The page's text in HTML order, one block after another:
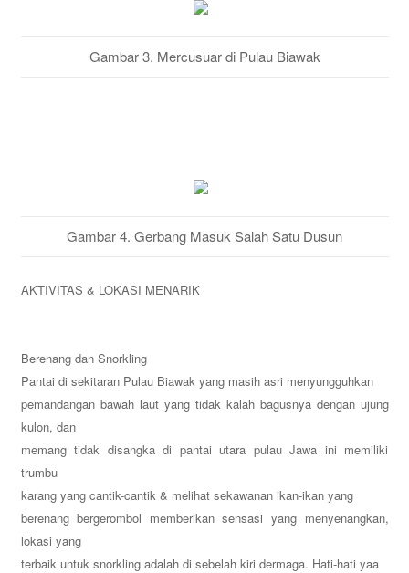
Gambar 3. Mercusuar di Pulau Biawak
Gambar 4. Gerbang Masuk Salah Satu Dusun
AKTIVITAS & LOKASI MENARIK
Berenang dan Snorkling
Pantai di sekitaran Pulau Biawak yang masih asri menyungguhkan
pemandangan bawah laut yang tidak kalah bagusnya dengan ujung
kulon, dan
memang tidak disangka di pantai utara pulau Jawa ini memiliki
trumbu
karang yang cantik-cantik & melihat sekawanan ikan-ikan yang
berenang bergerombol memberikan sensasi yang menyenangkan,
lokasi yang
terbaik untuk snorkling adalah di sebelah kiri dermaga. Hati-hati yaa